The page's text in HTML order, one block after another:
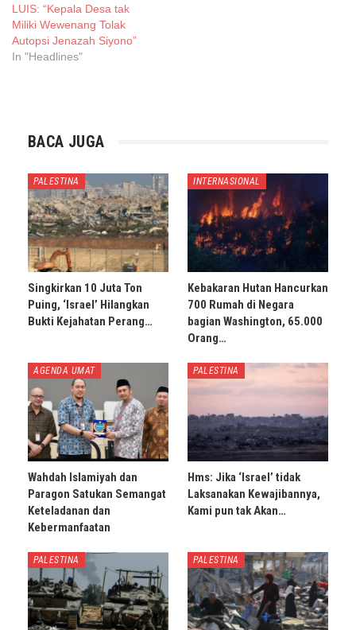
LUIS: “Kepala Desa tak
Miliki Wewenang Tolak
Autopsi Jenazah Siyono”
In "Headlines"
BACA JUGA
PALESTINA
Singkirkan 10 Juta Ton
Puing, ‘Israel’ Hilangkan
Bukti Kejahatan Perang…
INTERNASIONAL
Kebakaran Hutan Hancurkan
700 Rumah di Negara
bagian Washington, 65.000
Orang…
AGENDA UMAT
Wahdah Islamiyah dan
Paragon Satukan Semangat
Keteladanan dan
Kebermanfaatan
PALESTINA
Hms: Jika ‘Israel’ tidak
Laksanakan Kewajibannya,
Kami pun tak Akan…
PALESTINA PALESTINA